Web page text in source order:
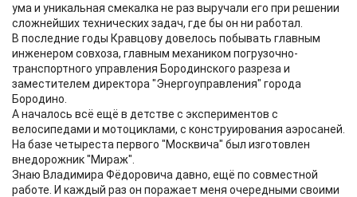
ума и уникальная смекалка не раз выручали его при решении
сложнейших технических задач, где бы он ни работал.
В последние годы Кравцову довелось побывать главным
инженером совхоза, главным механиком погрузочно-
транспортного управления Бородинского разреза и
заместителем директора "Энергоуправления" города
Бородино.
А началось всё ещё в детстве с экспериментов с
велосипедами и мотоциклами, с конструирования аэросаней.
На базе четыреста первого "Москвича" был изготовлен
внедорожник "Мираж".
Знаю Владимира Фёдоровича давно, ещё по совместной
работе. И каждый раз он поражает меня очередными своими